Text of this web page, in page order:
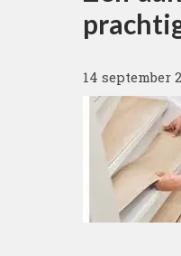
14 september